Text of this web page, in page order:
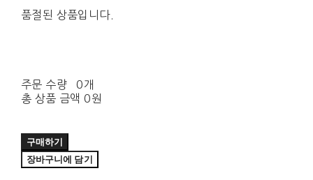
품절된 상품입니다.
주문 수량
0개
총 상품 금액 0원
구매하기
장바구니에 담기